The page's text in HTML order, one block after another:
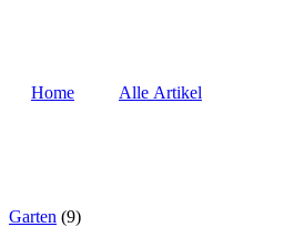
Home Alle Artikel
Garten (9)